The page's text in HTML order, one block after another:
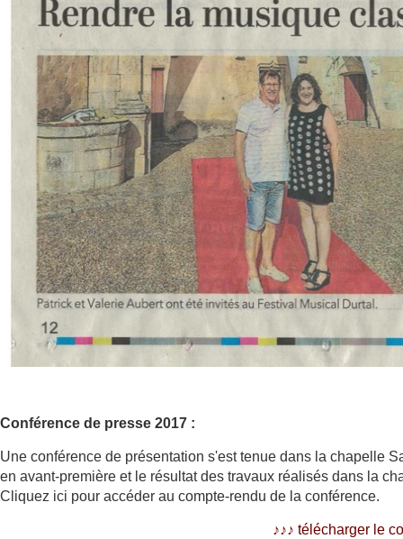
Conférence de presse 2017 :
Une conférence de présentation s'est tenue dans la chapelle
en avant-première et le résultat des travaux réalisés dans la
Cliquez ici pour accéder au compte-rendu de la conférence.
♪♪♪ télécharger le